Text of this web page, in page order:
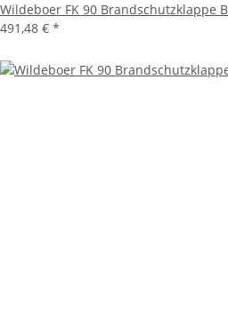
Wildeboer FK 90 Brandschutzklappe
491,48 € *